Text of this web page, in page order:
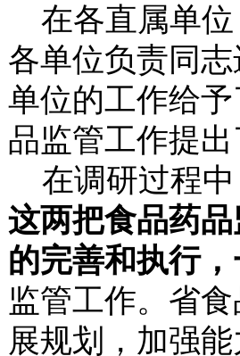
在各直属单
各单位负责同
单位的工作给
品监管工作提
在调研过程
这两把食品药
的完善和执行
监管工作。省
展规划，加强